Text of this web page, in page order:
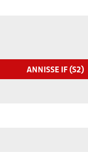
ANNISSE IF (S2)